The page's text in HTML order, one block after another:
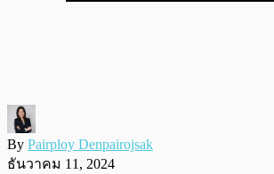
By Pairploy Denpairojsak
ธันวาคม 11, 2024